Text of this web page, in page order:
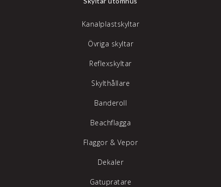
Kanalplastskyltar
Övriga skyltar
Reflexskyltar
Skylthållare
Banderoll
Beachflagga
Flaggor & Vepor
Dekaler
Gatupratare